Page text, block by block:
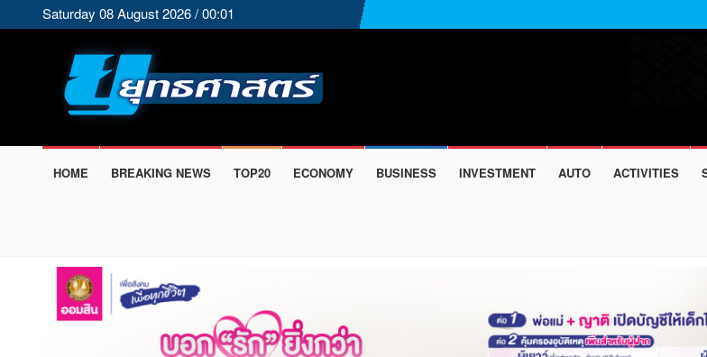
Saturday 08 August 2026 / 00:01
HOME BREAKING NEWS TOP20 ECONOMY BUSINESS INVESTMENT AUTO ACTIVITIES